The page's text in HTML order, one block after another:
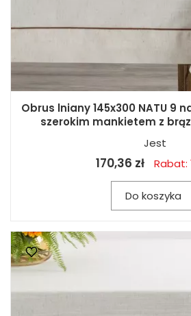
Obrus lniany 145x300 NATU 9
szerokim mankietem z
Jest
170,36 zł Rabat:
Do koszyka